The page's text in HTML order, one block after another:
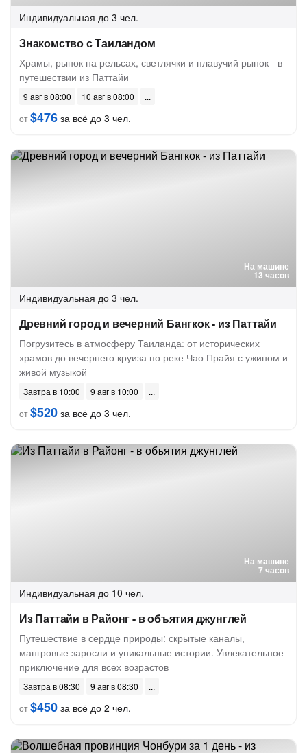
Индивидуальная до 3 чел.
Знакомство с Таиландом
Храмы, рынок на рельсах, светлячки и плавучий рынок - в
путешествии из Паттайи
9 авг в 08:00
10 авг в 08:00
от$476 за всё до 3 чел.
На машине
13 часов
Индивидуальная до 3 чел.
Древний город и вечерний Бангкок - из Паттайи
Погрузитесь в атмосферу Таиланда: от исторических
храмов до вечернего круиза по реке Чао Прайя с ужином и
живой музыкой
Завтра в 10:00
9 авг в 10:00
от$520 за всё до 3 чел.
На машине
7 часов
Индивидуальная до 10 чел.
Из Паттайи в Районг - в объятия джунглей
Путешествие в сердце природы: скрытые каналы,
мангровые заросли и уникальные истории. Увлекательное
приключение для всех возрастов
Завтра в 08:30
9 авг в 08:30
от$450 за всё до 2 чел.